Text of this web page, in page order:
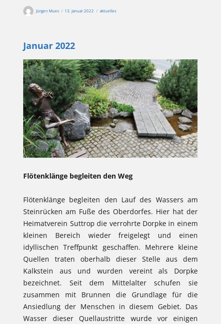
Autor
Jürgen Mues
Veröffentlicht
13. Januar 2022 Kategorien
aktuelles
Januar 2022
Flötenklänge begleiten den Weg
Flötenklänge begleiten den Lauf des Wassers am
Steinrücken am Fuße des Oberdorfes. Hier hat der
Heimatverein Suttrop die verrohrte Dorpke in einem
kleinen Bereich wieder freigelegt und einen
idyllischen Treffpunkt geschaffen. Mehrere kleine
Quellen traten oberhalb dieser Stelle aus dem
Kalkstein aus und wurden vereint als Dorpke
bezeichnet. Seit dem Mittelalter schufen sie
zusammen mit Brunnen die Grundlage für die
Ansiedlung der Menschen in diesem Gebiet. Das
Wasser dieser Quellaustritte wurde vor einigen